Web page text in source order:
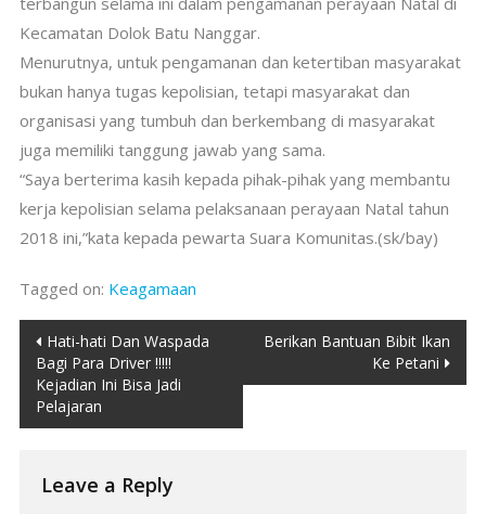
Kecamatan Dolok Batu Nanggar.
Menurutnya, untuk pengamanan dan ketertiban masyarakat
bukan hanya tugas kepolisian, tetapi masyarakat dan
organisasi yang tumbuh dan berkembang di masyarakat
juga memiliki tanggung jawab yang sama.
“Saya berterima kasih kepada pihak-pihak yang membantu
kerja kepolisian selama pelaksanaan perayaan Natal tahun
2018 ini,”kata kepada pewarta Suara Komunitas.(sk/bay)
Tagged on: Keagamaan
Post
navigation
Hati-hati Dan Waspada
Bagi Para Driver !!!!!
Kejadian Ini Bisa Jadi
Pelajaran
Berikan Bantuan Bibit Ikan
Ke Petani
Leave a Reply